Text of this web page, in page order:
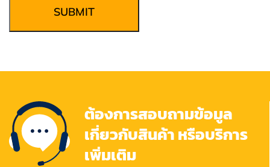
SUBMIT
ต้องการสอบถามข้อมูล
เกี่ยวกับสินค้า หรือบริการ
เพิ่มเติม